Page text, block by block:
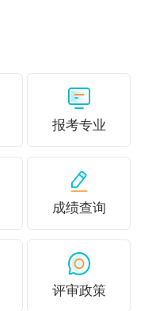
允许的考试用具
试时长为3小时，
持的输入法：中
狗拼音输入法。
网，利用模拟作
报考专业
成绩查询
评审政策